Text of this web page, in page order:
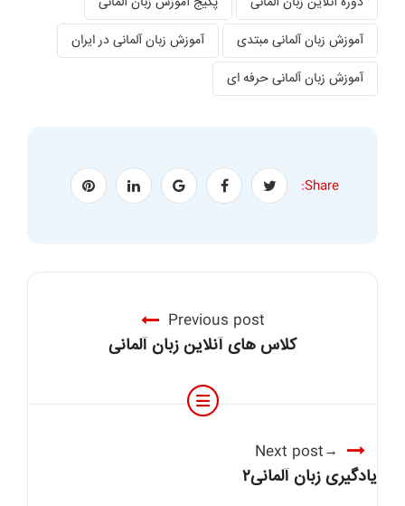
آموزش زبان آلمانی حرفه ای
آموزش زبان آلمانی در ایران آموزش زبان آلمانی مبتدی
Share:
Previous post
کلاس های آنلاین زبان آلمانی
Next post
یادگیری زبان آلمانی۲